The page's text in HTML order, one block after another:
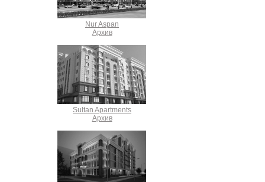
Nur Aspan
Архив
Sultan Apartments
Архив